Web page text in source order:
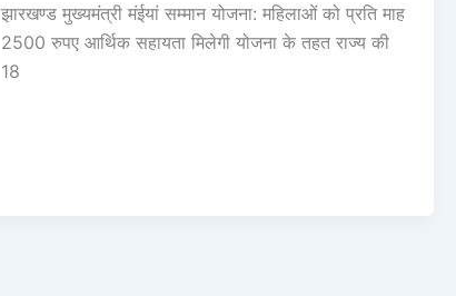
झारखण्ड मुख्यमंत्री मंईयां सम्मान योजना: महिलाओं को प्रति माह
2500 रुपए आर्थिक सहायता मिलेगी योजना के तहत राज्य की
18